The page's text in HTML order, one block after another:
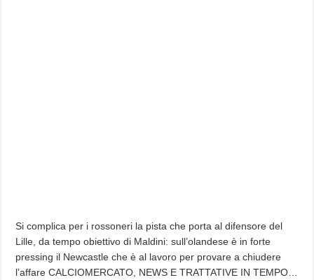
Si complica per i rossoneri la pista che porta al difensore del
Lille, da tempo obiettivo di Maldini: sull’olandese è in forte
pressing il Newcastle che è al lavoro per provare a chiudere
l’affare CALCIOMERCATO, NEWS E TRATTATIVE IN TEMPO…